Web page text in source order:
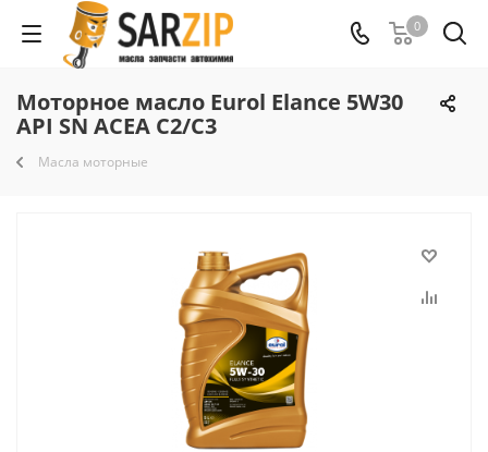
0
Моторное масло Eurol Elance 5W30
API SN ACEA C2/C3
Масла моторные